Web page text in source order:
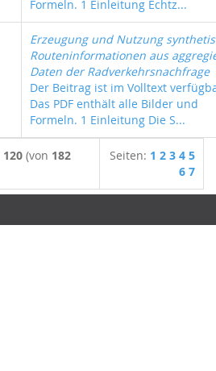
Formeln. 1 Einleitung Echtz...
Erzeugung und Nutzung
Routeninformationen aus
Daten der Radverkehrsnachfrage
Der Beitrag ist im Volltext
Das PDF enthält alle Bilder und
Formeln. 1 Einleitung Die S...
120 (von 182
Seiten: 1 2 3 4 5
6 7